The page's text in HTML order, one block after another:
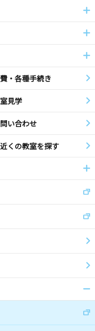
・各種手続き
見学
い合わせ
くの教室を探す